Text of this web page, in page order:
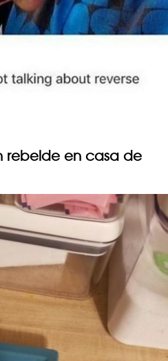
rebelde en casa de